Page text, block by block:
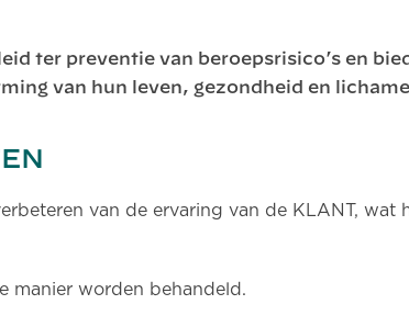
ter preventie van beroepsrisico’s en
van hun leven, gezondheid en
van de ervaring van de KLANT,
manier worden behandeld.